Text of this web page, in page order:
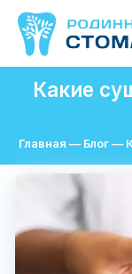
Какие
Главная — Блог —